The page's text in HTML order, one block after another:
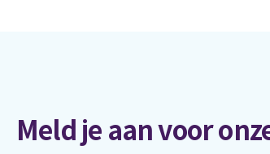
Meld je aan voor